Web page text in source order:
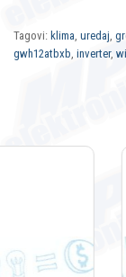
Tagovi: klima, uredaj,
gwh12atbxb, inverter, wi
Plaćanje
Plaćanje putem